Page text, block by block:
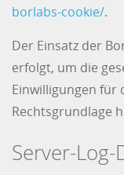
borlabs-cookie/.
Der Einsatz der
erfolgt, um die
Einwilligungen für
Rechtsgrundlage
Server-Log-